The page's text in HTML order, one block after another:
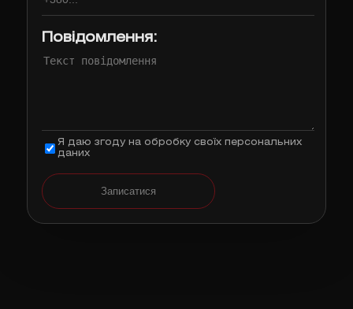
Повідомлення:
Я даю згоду на обробку своїх персональних
даних
Записатися